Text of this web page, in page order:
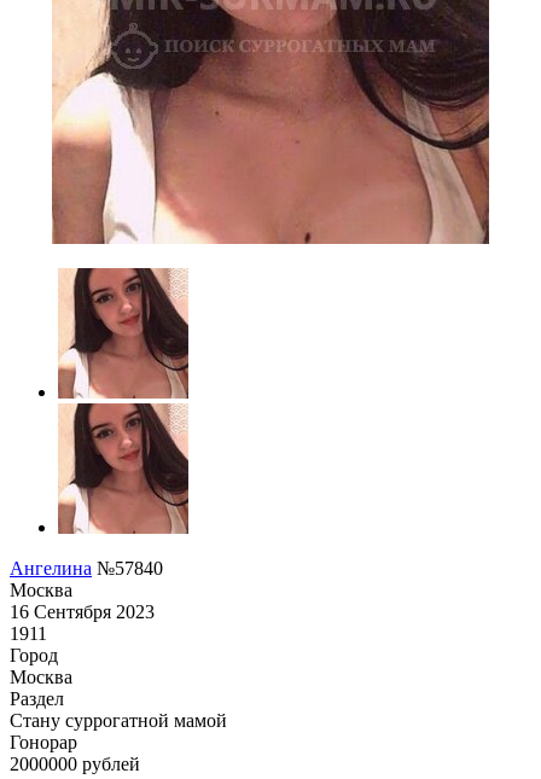
Ангелина №57840
Москва
16 Сентября 2023
1911
Город
Москва
Раздел
Cтану суррогатной мамой
Гонoрар
2000000 рублей